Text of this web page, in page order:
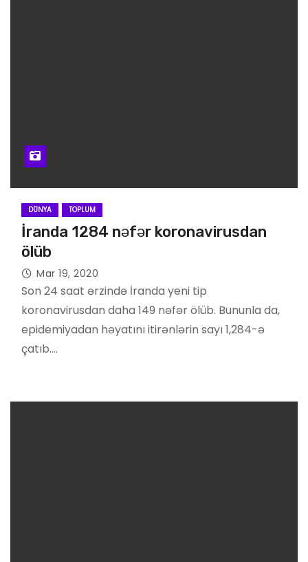
DÜNYA TOPLUM
İranda 1284 nəfər koronavirusdan
ölüb
Mar 19, 2020
Son 24 saat ərzində İranda yeni tip
koronavirusdan daha 149 nəfər ölüb. Bununla da,
epidemiyadan həyatını itirənlərin sayı 1,284-ə
çatıb.…